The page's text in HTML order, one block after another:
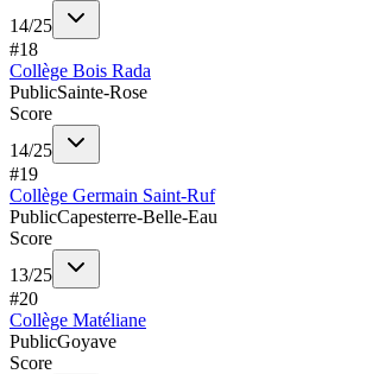
14/25
#18
Collège Bois Rada
PublicSainte-Rose
Score
14/25
#19
Collège Germain Saint-Ruf
PublicCapesterre-Belle-Eau
Score
13/25
#20
Collège Matéliane
PublicGoyave
Score